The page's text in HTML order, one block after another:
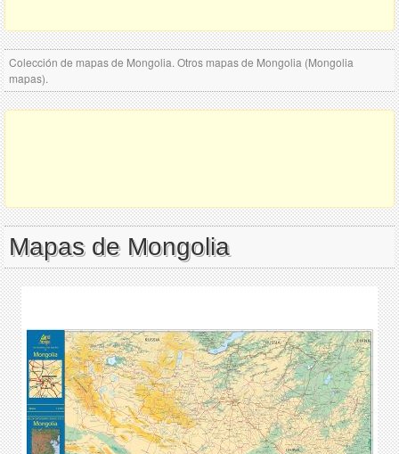
Colección de mapas de Mongolia. Otros mapas de Mongolia (Mongolia
mapas).
Mapas de Mongolia